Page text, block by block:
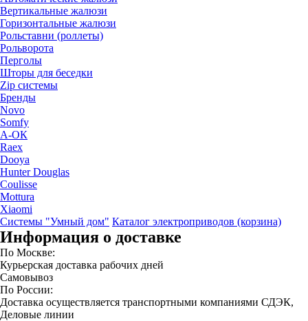
Вертикальные жалюзи
Горизонтальные жалюзи
Рольставни (роллеты)
Рольворота
Перголы
Шторы для беседки
Zip системы
Бренды
Novo
Somfy
А-ОК
Raex
Dooya
Hunter Douglas
Coulisse
Mottura
Xiaomi
Системы "Умный дом" Каталог электроприводов (корзина)
Информация о доставке
По Москве:
Курьерская доставка рабочих дней
Самовывоз
По России:
Доставка осуществляется транспортными компаниями СДЭК,
Деловые линии